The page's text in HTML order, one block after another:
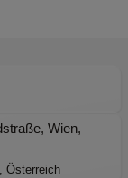
Wien,
Österreich